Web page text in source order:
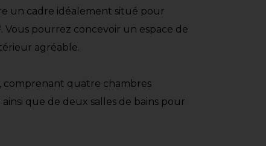
un cadre idéalement situé pour
pourrez concevoir un espace de
agréable.
comprenant quatre chambres
que de deux salles de bains pour